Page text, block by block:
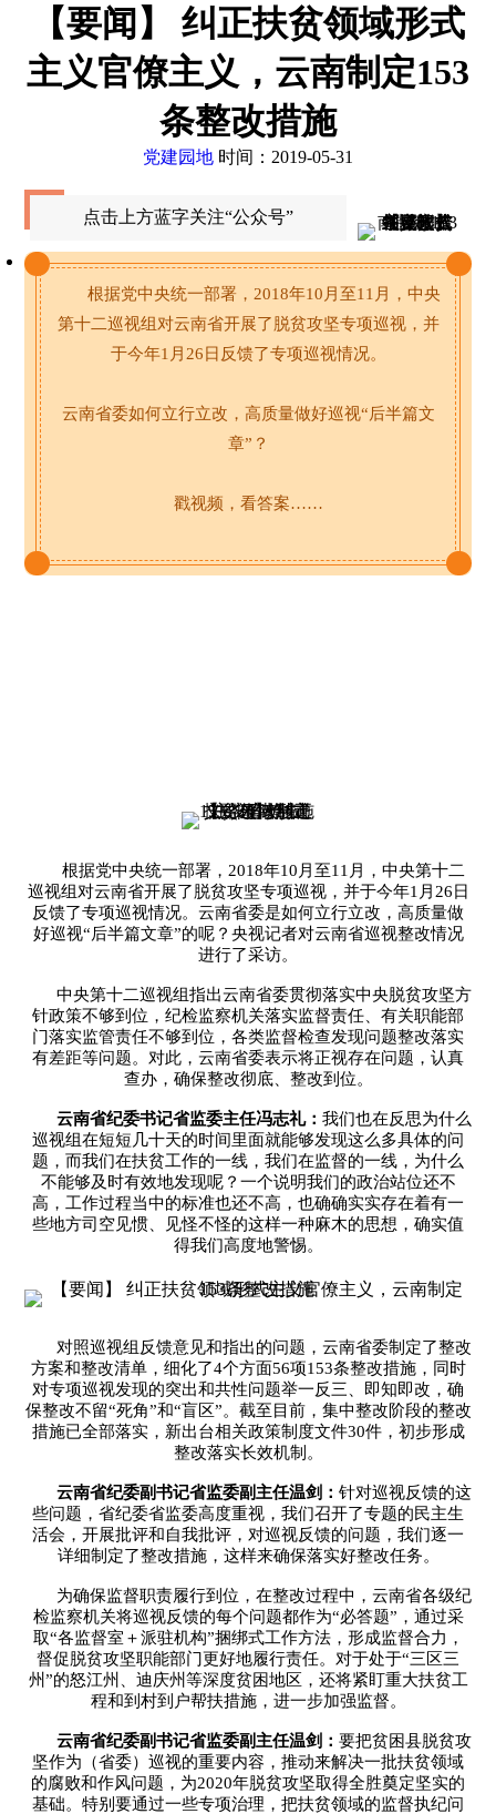
【要闻】 纠正扶贫领域形式
主义官僚主义，云南制定153
条整改措施
党建园地 时间：2019-05-31
点击上方蓝字关注“公众号”
根据党中央统一部署，2018年10月至11月，中央
第十二巡视组对云南省开展了脱贫攻坚专项巡视，并
于今年1月26日反馈了专项巡视情况。
云南省委如何立行立改，高质量做好巡视“后半篇文
章”？
戳视频，看答案……
根据党中央统一部署，2018年10月至11月，中央第十二
巡视组对云南省开展了脱贫攻坚专项巡视，并于今年1月26日
反馈了专项巡视情况。云南省委是如何立行立改，高质量做
好巡视“后半篇文章”的呢？央视记者对云南省巡视整改情况
进行了采访。
中央第十二巡视组指出云南省委贯彻落实中央脱贫攻坚方
针政策不够到位，纪检监察机关落实监督责任、有关职能部
门落实监管责任不够到位，各类监督检查发现问题整改落实
有差距等问题。对此，云南省委表示将正视存在问题，认真
查办，确保整改彻底、整改到位。
云南省纪委书记省监委主任冯志礼： 我们也在反思为什么
巡视组在短短几十天的时间里面就能够发现这么多具体的问
题，而我们在扶贫工作的一线，我们在监督的一线，为什么
不能够及时有效地发现呢？一个说明我们的政治站位还不
高，工作过程当中的标准也还不高，也确确实实存在着有一
些地方司空见惯、见怪不怪的这样一种麻木的思想，确实值
得我们高度地警惕。
对照巡视组反馈意见和指出的问题，云南省委制定了整改
方案和整改清单，细化了4个方面56项153条整改措施，同时
对专项巡视发现的突出和共性问题举一反三、即知即改，确
保整改不留“死角”和“盲区”。截至目前，集中整改阶段的整改
措施已全部落实，新出台相关政策制度文件30件，初步形成
整改落实长效机制。
云南省纪委副书记省监委副主任温剑： 针对巡视反馈的这
些问题，省纪委省监委高度重视，我们召开了专题的民主生
活会，开展批评和自我批评，对巡视反馈的问题，我们逐一
详细制定了整改措施，这样来确保落实好整改任务。
为确保监督职责履行到位，在整改过程中，云南省各级纪
检监察机关将巡视反馈的每个问题都作为“必答题”，通过采
取“各监督室＋派驻机构”捆绑式工作方法，形成监督合力，
督促脱贫攻坚职能部门更好地履行责任。对于处于“三区三
州”的怒江州、迪庆州等深度贫困地区，还将紧盯重大扶贫工
程和到村到户帮扶措施，进一步加强监督。
云南省纪委副书记省监委副主任温剑： 要把贫困县脱贫攻
坚作为（省委）巡视的重要内容，推动来解决一批扶贫领域
的腐败和作风问题，为2020年脱贫攻坚取得全胜奠定坚实的
基础。特别要通过一些专项治理，把扶贫领域的监督执纪问